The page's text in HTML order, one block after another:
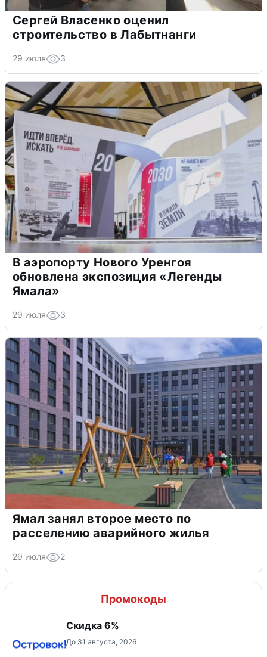
Сергей Власенко оценил
строительство в Лабытнанги
29 июля 3
В аэропорту Нового Уренгоя
обновлена экспозиция «Легенды
Ямала»
29 июля 3
Ямал занял второе место по
расселению аварийного жилья
29 июля 2
Промокоды
Скидка 6%
До 31 августа, 2026